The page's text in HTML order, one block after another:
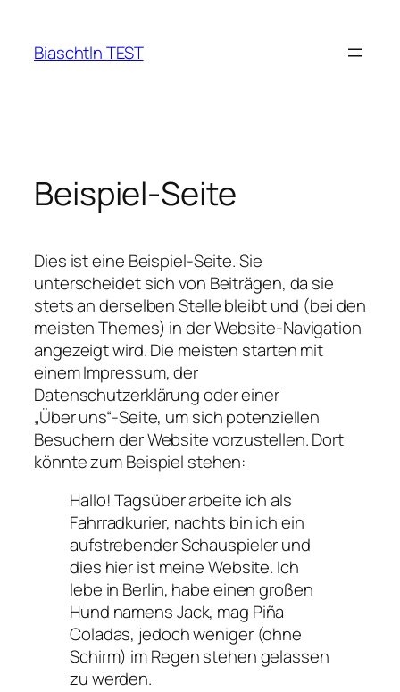
springen
Biaschtln TEST
Beispiel-Seite
Dies ist eine Beispiel-Seite. Sie
unterscheidet sich von Beiträgen, da sie
stets an derselben Stelle bleibt und (bei den
meisten Themes) in der Website-Navigation
angezeigt wird. Die meisten starten mit
einem Impressum, der
Datenschutzerklärung oder einer
„Über uns“-Seite, um sich potenziellen
Besuchern der Website vorzustellen. Dort
könnte zum Beispiel stehen:
Hallo! Tagsüber arbeite ich als
Fahrradkurier, nachts bin ich ein
aufstrebender Schauspieler und
dies hier ist meine Website. Ich
lebe in Berlin, habe einen großen
Hund namens Jack, mag Piña
Coladas, jedoch weniger (ohne
Schirm) im Regen stehen gelassen
zu werden.